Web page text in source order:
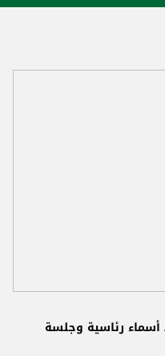
أسماء رئاسية وجلسة